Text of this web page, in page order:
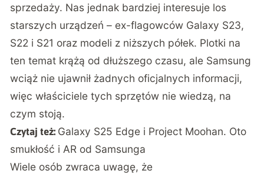
sprzedaży. Nas jednak bardziej interesuje los
starszych urządzeń – ex-flagowców Galaxy S23,
S22 i S21 oraz modeli z niższych półek. Plotki na
ten temat krążą od dłuższego czasu, ale Samsung
wciąż nie ujawnił żadnych oficjalnych informacji,
więc właściciele tych sprzętów nie wiedzą, na
czym stoją.
Czytaj też: Galaxy S25 Edge i Project Moohan. Oto
smukłość i AR od Samsunga
Wiele osób zwraca uwagę, że